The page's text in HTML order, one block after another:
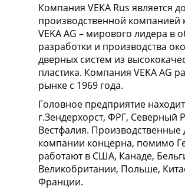
Компания VEKA Rus является
производственной компанией
VEKA AG – мирового лидера в
разработки и производства
дверных систем из
пластика. Компания VEKA AG
рынке с 1969 года.
Головное предприятие
г.Зендерхорст, ФРГ, Северный
Вестфалия.
компании концерна, помимо
работают в США, Канаде,
Великобритании, Польше,
Франции.